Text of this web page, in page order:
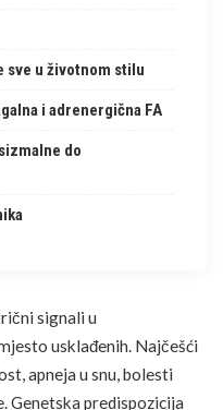
sve u životnom stilu
i adrenergična FA
do
signali u
usklađenih. Najčešći
apneja u snu, bolesti
Genetska predispozicija